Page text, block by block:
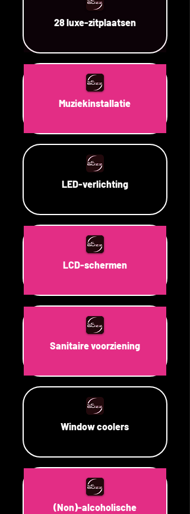
28 luxe-zitplaatsen
Muziekinstallatie
LED-verlichting
LCD-schermen
Sanitaire voorziening
Window coolers
(Non)-alcoholische